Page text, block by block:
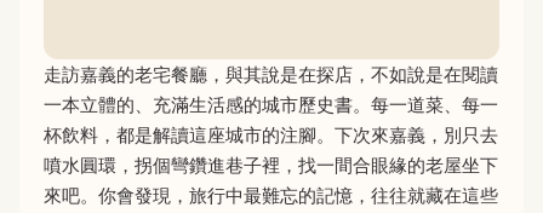
走訪嘉義的老宅餐廳，與其說是在探店，不如說是在閱讀
一本立體的、充滿生活感的城市歷史書。每一道菜、每一
杯飲料，都是解讀這座城市的注腳。下次來嘉義，別只去
噴水圓環，拐個彎鑽進巷子裡，找一間合眼緣的老屋坐下
來吧。你會發現，旅行中最難忘的記憶，往往就藏在這些